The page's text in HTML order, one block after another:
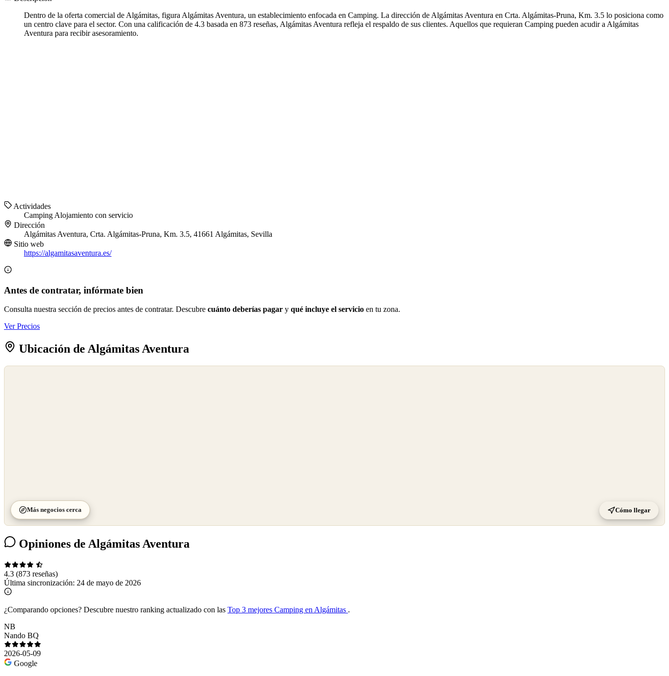
Dentro de la oferta comercial de Algámitas, figura Algámitas Aventura, un establecimiento enfocada en Camping. La dirección de Algámitas Aventura en Crta. Algámitas-Pruna, Km. 3.5 lo posiciona como
un centro clave para el sector. Con una calificación de 4.3 basada en 873 reseñas, Algámitas Aventura refleja el respaldo de sus clientes. Aquellos que requieran Camping pueden acudir a Algámitas
Aventura para recibir asesoramiento.
Actividades
Camping Alojamiento con servicio
Dirección
Algámitas Aventura, Crta. Algámitas-Pruna, Km. 3.5, 41661 Algámitas, Sevilla
Sitio web
https://algamitasaventura.es/
Antes de contratar, infórmate bien
Consulta nuestra sección de precios antes de contratar. Descubre cuánto deberías pagar y qué incluye el servicio en tu zona.
Ver Precios
Ubicación de Algámitas Aventura
Más negocios cerca Cómo llegar
Opiniones de Algámitas Aventura
4.3 (873 reseñas)
Última sincronización: 24 de mayo de 2026
¿Comparando opciones? Descubre nuestro ranking actualizado con las Top 3 mejores Camping en Algámitas .
NB
Nando BQ
2026-05-09
Google